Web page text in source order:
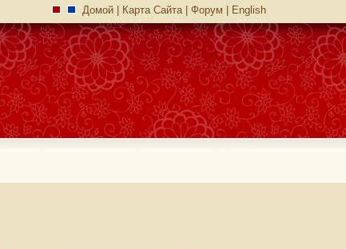
Домой Карта Сайта| Форум English